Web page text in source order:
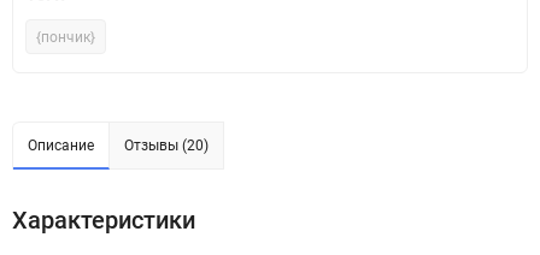
{пончик}
Описание Отзывы (20)
Характеристики